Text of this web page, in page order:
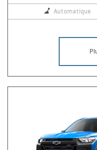
Automatique